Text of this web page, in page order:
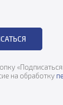
на обработку